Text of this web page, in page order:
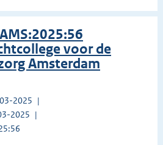
voor de
Amsterdam
2025
2025